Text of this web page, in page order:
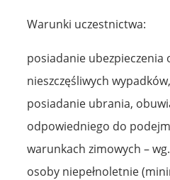
Warunki uczestnictwa:
posiadanie ubezpieczenia
nieszczęśliwych wypadków,
posiadanie ubrania,
odpowiedniego do
warunkach zimowych –
osoby niepełnoletnie